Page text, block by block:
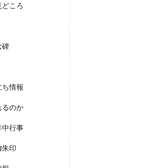
ころ
碑
ち情報
るのか
中行事
朱印